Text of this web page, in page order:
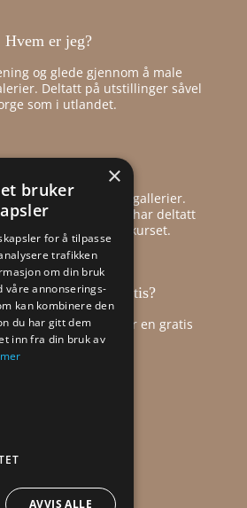
Hvem er jeg?
og glede gjennom å male
Deltatt på utstillinger såvel
som i utlandet.
ha tillit til meg?
ved gallerier.
fra de som har deltatt
Mal Deg Glad -kurset.
dette lynkurset gratis?
deg slik at du får en gratis
smakebit.
×
bruker
for å tilpasse
trafikken
om din bruk
våre annonserings-
kan kombinere den
du har gitt dem
inn fra din bruk av
AVVIS ALLE